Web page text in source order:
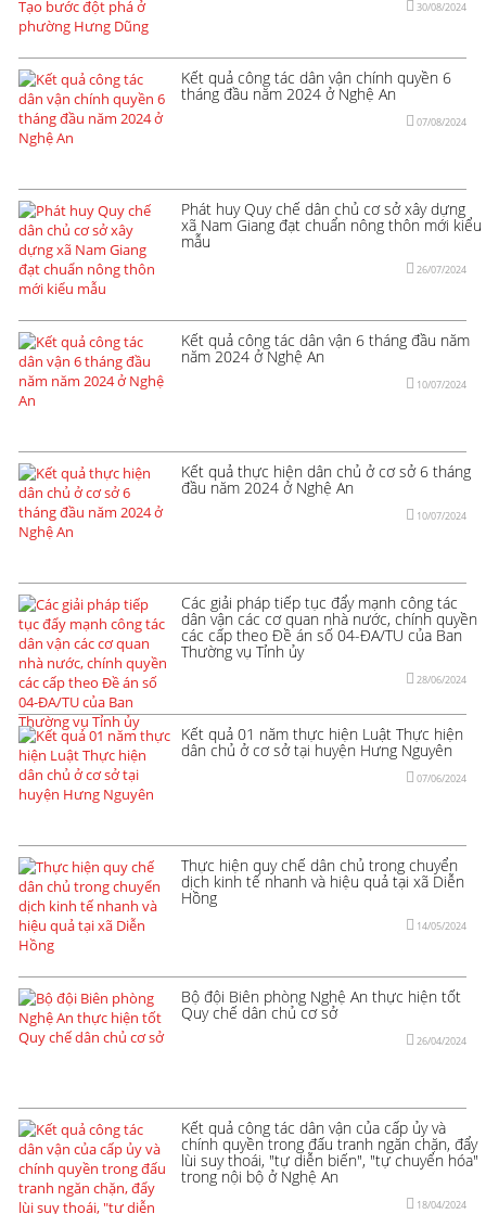
30/08/2024
Kết quả công tác dân vận chính quyền 6
tháng đầu năm 2024 ở Nghệ An
07/08/2024
Phát huy Quy chế dân chủ cơ sở xây dựng
xã Nam Giang đạt chuẩn nông thôn mới kiểu
mẫu
26/07/2024
Kết quả công tác dân vận 6 tháng đầu năm
năm 2024 ở Nghệ An
10/07/2024
Kết quả thực hiện dân chủ ở cơ sở 6 tháng
đầu năm 2024 ở Nghệ An
10/07/2024
Các giải pháp tiếp tục đẩy mạnh công tác
dân vận các cơ quan nhà nước, chính quyền
các cấp theo Đề án số 04-ĐA/TU của Ban
Thường vụ Tỉnh ủy
28/06/2024
Kết quả 01 năm thực hiện Luật Thực hiện
dân chủ ở cơ sở tại huyện Hưng Nguyên
07/06/2024
Thực hiện quy chế dân chủ trong chuyển
dịch kinh tế nhanh và hiệu quả tại xã Diễn
Hồng
14/05/2024
Bộ đội Biên phòng Nghệ An thực hiện tốt
Quy chế dân chủ cơ sở
26/04/2024
Kết quả công tác dân vận của cấp ủy và
chính quyền trong đấu tranh ngăn chặn, đẩy
lùi suy thoái, "tự diễn biến", "tự chuyển hóa"
trong nội bộ ở Nghệ An
18/04/2024